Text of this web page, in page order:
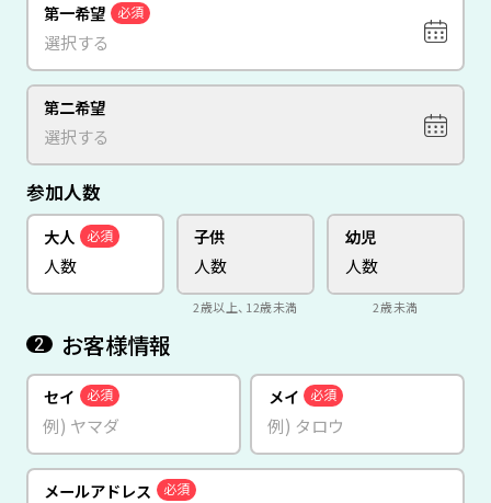
第一希望 必須
第二希望
参加人数
大人 必須 子供
2歳以上、12歳未満
幼児
2歳未満
2 お客様情報
セイ 必須 メイ 必須
メールアドレス 必須